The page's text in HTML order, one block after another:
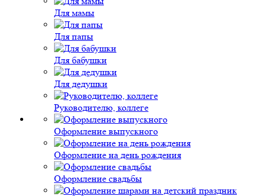
Для мамы
Для папы
Для бабушки
Для дедушки
Руководителю, коллеге
Оформление выпускного
Оформление на день рождения
Оформление свадьбы